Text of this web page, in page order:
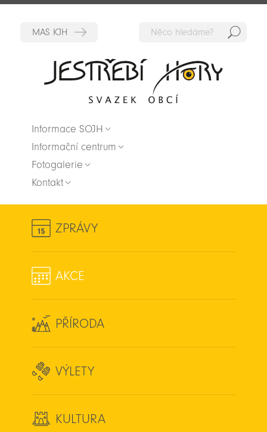
Informace SOJH
Informační centrum
Fotogalerie
Kontakt
ZPRÁVY
AKCE
PŘÍRODA
VÝLETY
KULTURA